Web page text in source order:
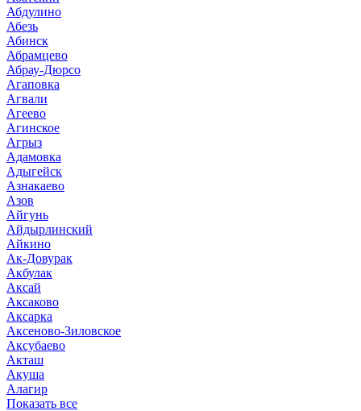
Абдулино
Абезь
Абинск
Абрамцево
Абрау-Дюрсо
Агаповка
Агвали
Агеево
Агинское
Агрыз
Адамовка
Адыгейск
Азнакаево
Азов
Айгунь
Айдырлинский
Айкино
Ак-Довурак
Акбулак
Аксай
Аксаково
Аксарка
Аксеново-Зиловское
Аксубаево
Акташ
Акуша
Алагир
Показать все